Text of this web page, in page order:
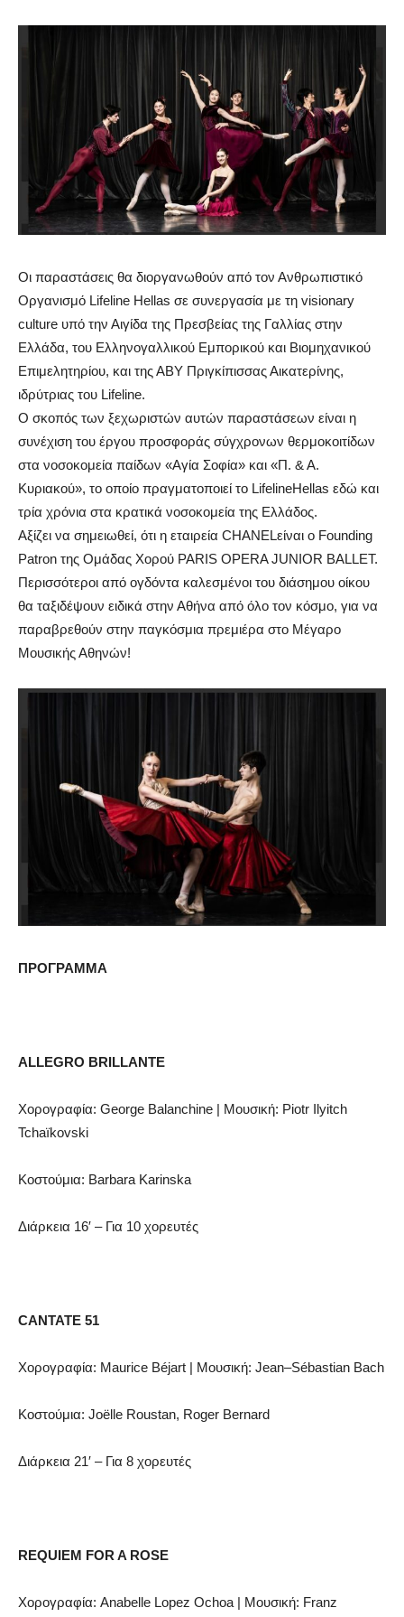
Οι παραστάσεις θα διοργανωθούν από τον Ανθρωπιστικό
Οργανισμό Lifeline Hellas σε συνεργασία με τη visionary
culture υπό την Αιγίδα της Πρεσβείας της Γαλλίας στην
Ελλάδα, του Ελληνογαλλικού Εμπορικού και Βιομηχανικού
Επιμελητηρίου, και της ΑΒΥ Πριγκίπισσας Αικατερίνης,
ιδρύτριας του Lifeline.
Ο σκοπός των ξεχωριστών αυτών παραστάσεων είναι η
συνέχιση του έργου προσφοράς σύγχρονων θερμοκοιτίδων
στα νοσοκομεία παίδων «Αγία Σοφία» και «Π. & Α.
Κυριακού», το οποίο πραγματοποιεί το LifelineHellas εδώ και
τρία χρόνια στα κρατικά νοσοκομεία της Ελλάδος.
Αξίζει να σημειωθεί, ότι η εταιρεία CHANELείναι ο Founding
Patron της Ομάδας Χορού PARIS OPERA JUNIOR BALLET.
Περισσότεροι από ογδόντα καλεσμένοι του διάσημου οίκου
θα ταξιδέψουν ειδικά στην Αθήνα από όλο τον κόσμο, για να
παραβρεθούν στην παγκόσμια πρεμιέρα στο Μέγαρο
Μουσικής Αθηνών!
ΠΡΟΓΡΑΜΜΑ
ALLEGRO BRILLANTE
Χορογραφία: George Balanchine | Μουσική: Piotr Ilyitch
Tchaïkovski
Κοστούμια: Barbara Karinska
Διάρκεια 16′ – Για 10 χορευτές
CANTATE 51
Χορογραφία: Maurice Béjart | Μουσική: Jean–Sébastian Bach
Κοστούμια: Joëlle Roustan, Roger Bernard
Διάρκεια 21′ – Για 8 χορευτές
REQUIEM FOR A ROSE
Χορογραφία: Anabelle Lopez Ochoa | Μουσική: Franz